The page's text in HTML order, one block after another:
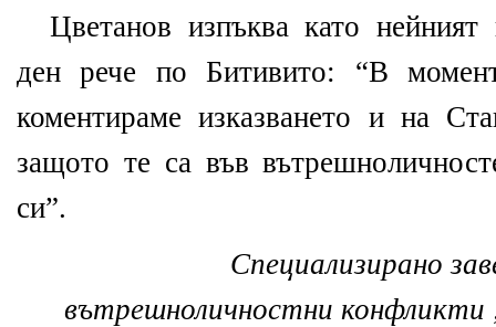
Цветанов изпъква като
ден рече по Битивито: “В
коментираме изказването и на
защото те са във
си”.
Специализирано
вътрешноличностни